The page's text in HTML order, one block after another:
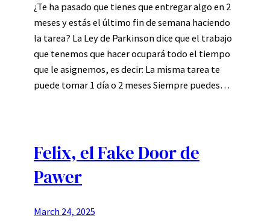
¿Te ha pasado que tienes que entregar algo en 2
meses y estás el último fin de semana haciendo
la tarea? La Ley de Parkinson dice que el trabajo
que tenemos que hacer ocupará todo el tiempo
que le asignemos, es decir: La misma tarea te
puede tomar 1 día o 2 meses Siempre puedes…
Felix, el Fake Door de
Pawer
March 24, 2025